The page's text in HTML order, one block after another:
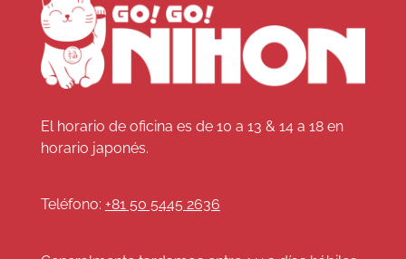
El horario de oficina es de 10 a 13 & 14 a 18 en
horario japonés.
Teléfono: +81 50 5445 2636